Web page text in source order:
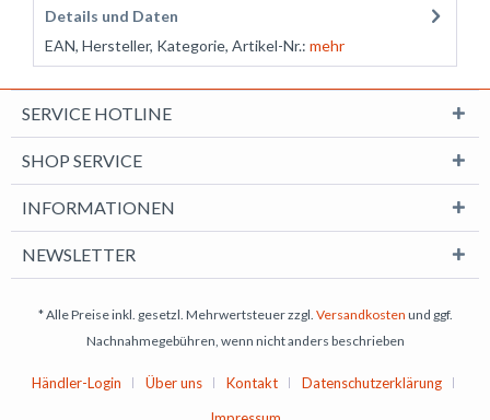
Details und Daten
EAN, Hersteller, Kategorie, Artikel-Nr.: mehr
SERVICE HOTLINE
SHOP SERVICE
INFORMATIONEN
NEWSLETTER
* Alle Preise inkl. gesetzl. Mehrwertsteuer zzgl. Versandkosten und ggf.
Nachnahmegebühren, wenn nicht anders beschrieben
Händler-Login Über uns Kontakt
Datenschutzerklärung